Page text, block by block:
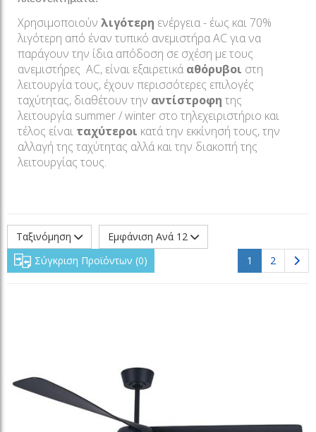
Χρησιμοποιούν λιγότερη ενέργεια - έως και 70%
λιγότερη από έναν τυπικό ανεμιστήρα AC για να
παράγουν την ίδια απόδοση σε σχέση με τους
ανεμιστήρες AC, είναι εξαιρετικά αθόρυβοι στη
λειτουργία τους, έχουν περισσότερες επιλογές
ταχύτητας, διαθέτουν την αντίστροφη της
λειτουργία summer / winter στο τηλεχειριστήριο και
τέλος είναι ταχύτεροι κατά την εκκίνησή τους, την
αλλαγή της ταχύτητας αλλά και την διακοπή της
λειτουργίας τους.
Ταξινόμηση
Εμφάνιση Ανά 12
Σύγκριση Προϊόντων 0 1 (current)
2